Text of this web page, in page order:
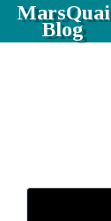
MarsQuai
Blog